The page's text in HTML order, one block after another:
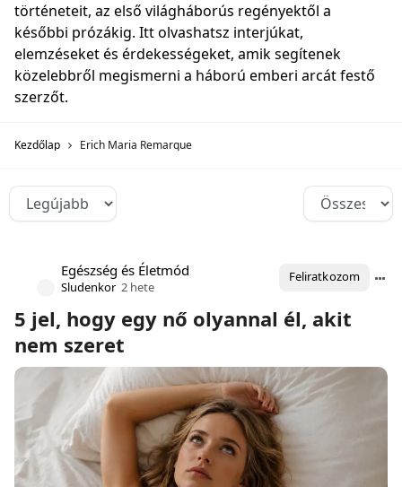
történeteit, az első világháborús regényektől a
későbbi prózákig. Itt olvashatsz interjúkat,
elemzéseket és érdekességeket, amik segítenek
közelebbről megismerni a háború emberi arcát festő
szerzőt.
Kezdőlap Erich Maria Remarque
Egészség és Életmód
Sludenkor 2 hete
Feliratkozom
5 jel, hogy egy nő olyannal él, akit
nem szeret